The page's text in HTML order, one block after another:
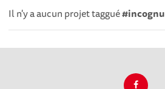
Il n'y a aucun projet taggué#incognu